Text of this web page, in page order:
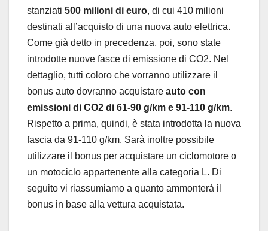
stanziati 500 milioni di euro, di cui 410 milioni
destinati all’acquisto di una nuova auto elettrica.
Come già detto in precedenza, poi, sono state
introdotte nuove fasce di emissione di CO2. Nel
dettaglio, tutti coloro che vorranno utilizzare il
bonus auto dovranno acquistare auto con
emissioni di CO2 di 61-90 g/km e 91-110 g/km.
Rispetto a prima, quindi, è stata introdotta la nuova
fascia da 91-110 g/km. Sarà inoltre possibile
utilizzare il bonus per acquistare un ciclomotore o
un motociclo appartenente alla categoria L. Di
seguito vi riassumiamo a quanto ammonterà il
bonus in base alla vettura acquistata.